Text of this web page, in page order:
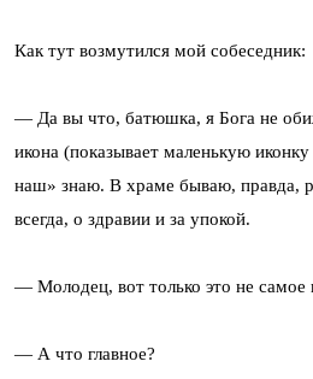
Как тут возмутился мой собеседник:
— Да вы что, батюшка, я Бога не
икона (показывает маленькую
наш» знаю. В храме бываю, правда,
всегда, о здравии и за упокой.
— Молодец, вот только это не самое
— А что главное?